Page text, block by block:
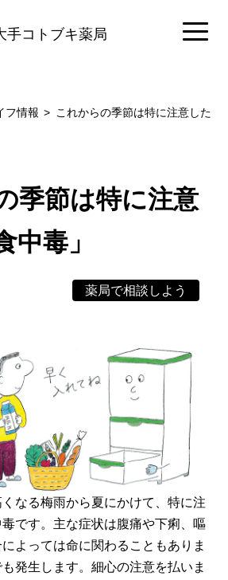
手コトブキ薬局
フ情報
これからの季節は特に注意した
季節は特に注意
中毒」
薬局で相談しよう
なる梅雨から夏にかけて、特に注
です。主な症状は腹痛や下痢、嘔
よっては命に関わることもありま
発生します。細心の注意を払いま